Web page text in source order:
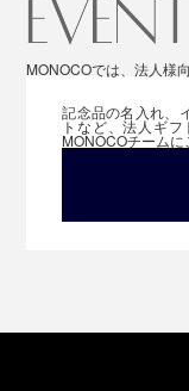
MONOCOでは、法人様
記念品の名入れ、
トなど、法人ギフ
MONOCOチーム